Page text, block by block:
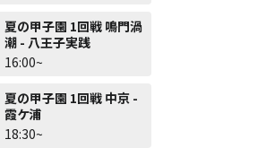
夏の甲子園 1回戦 鳴門渦
潮 - 八王子実践
16:00~
夏の甲子園 1回戦 中京 -
霞ケ浦
18:30~